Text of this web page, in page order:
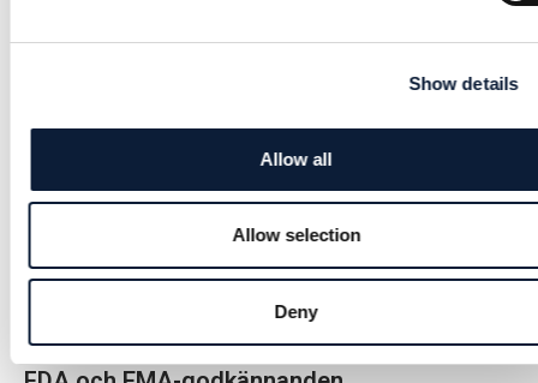
Show details
Allow all
Allow selection
Deny
Viktigt att notera är att vissa användare upplevt
Senaste nyheter och framtida
användningsområden